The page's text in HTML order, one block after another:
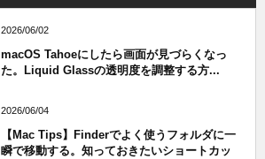
2026/06/02
macOS Tahoeにしたら画面が見づらくなっ
た。Liquid Glassの透明度を調整する方...
2026/06/04
【Mac Tips】Finderでよく使うフォルダに一
瞬で移動する。知っておきたいショートカッ